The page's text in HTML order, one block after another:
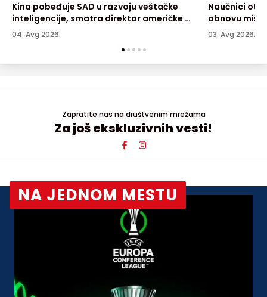
Kina pobeđuje SAD u razvoju veštačke
inteligencije, smatra direktor američke AI
kompanije
04. Avg 2026.
Naučnici
obnovu
03. Avg 2026.
Zapratite nas na društvenim mrežama
Za još ekskluzivnih vesti!
NA JEDNOM MESTU